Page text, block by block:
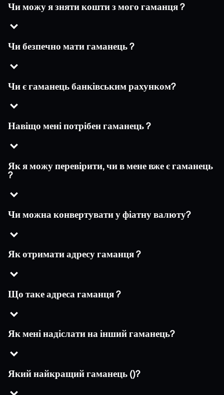
Чи можу я зняти кошти з мого гаманця ?
Чи безпечно мати гаманець ?
Чи є гаманець банківським рахунком?
Навіщо мені потрібен гаманець ?
Як я можу перевірити, чи в мене вже є гаманець
?
Чи можна конвертувати у фіатну валюту?
Як отримати адресу гаманця ?
Що таке адреса гаманця ?
Як мені надіслати на інший гаманець?
Який найкращий гаманець ()?